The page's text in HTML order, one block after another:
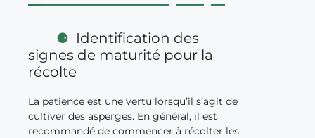
Identification des
signes de maturité pour la
récolte
La patience est une vertu lorsqu’il s’agit de
cultiver des asperges. En général, il est
recommandé de commencer à récolter les